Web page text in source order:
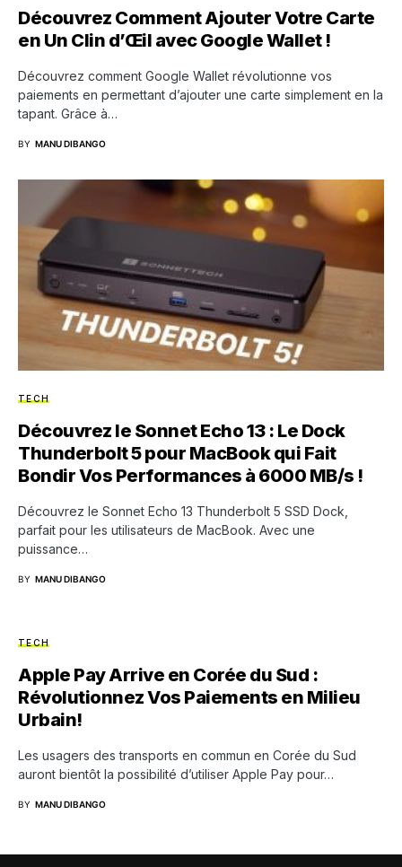
Découvrez Comment Ajouter Votre Carte
en Un Clin d’Œil avec Google Wallet !
Découvrez comment Google Wallet révolutionne vos
paiements en permettant d’ajouter une carte simplement en la
tapant. Grâce à…
BY MANU DIBANGO
TECH
Découvrez le Sonnet Echo 13 : Le Dock
Thunderbolt 5 pour MacBook qui Fait
Bondir Vos Performances à 6000 MB/s !
Découvrez le Sonnet Echo 13 Thunderbolt 5 SSD Dock,
parfait pour les utilisateurs de MacBook. Avec une
puissance…
BY MANU DIBANGO
TECH
Apple Pay Arrive en Corée du Sud :
Révolutionnez Vos Paiements en Milieu
Urbain!
Les usagers des transports en commun en Corée du Sud
auront bientôt la possibilité d’utiliser Apple Pay pour…
BY MANU DIBANGO